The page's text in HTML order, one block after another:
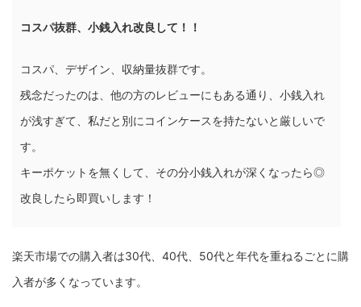
コスパ抜群、小銭入れ改良して！！
コスパ、デザイン、収納量抜群です。
残念だったのは、他の方のレビューにもある通り、小銭入れ
が浅すぎて、私だと別にコインケースを持たないと厳しいで
す。
キーポケットを無くして、その分小銭入れが深くなったら◎
改良したら即買いします！
楽天市場での購入者は30代、40代、50代と年代を重ねるごとに購
入者が多くなっています。